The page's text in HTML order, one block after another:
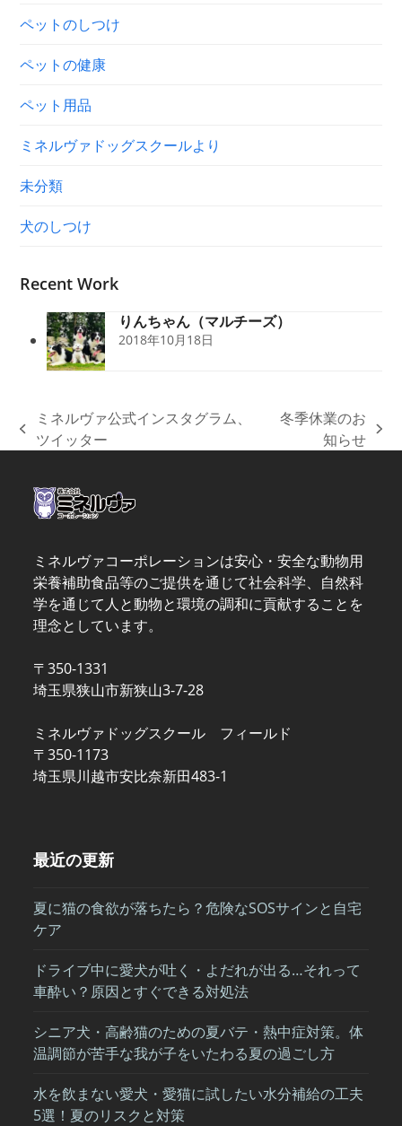
ペットのしつけ
ペットの健康
ペット用品
ミネルヴァドッグスクールより
未分類
犬のしつけ
Recent Work
りんちゃん（マルチーズ）
2018年10月18日
previous
ミネルヴァ公式インスタグラム、
ツイッター
冬季休業のお
知らせ
ミネルヴァコーポレーションは安心・安全な動物用
栄養補助食品等のご提供を通じて社会科学、自然科
学を通じて人と動物と環境の調和に貢献することを
理念としています。
〒350-1331
埼玉県狭山市新狭山3-7-28
ミネルヴァドッグスクール フィールド
〒350-1173
埼玉県川越市安比奈新田483-1
最近の更新
夏に猫の食欲が落ちたら？危険なSOSサインと自宅
ケア
ドライブ中に愛犬が吐く・よだれが出る…それって
車酔い？原因とすぐできる対処法
シニア犬・高齢猫のための夏バテ・熱中症対策。体
温調節が苦手な我が子をいたわる夏の過ごし方
水を飲まない愛犬・愛猫に試したい水分補給の工夫
5選！夏のリスクと対策